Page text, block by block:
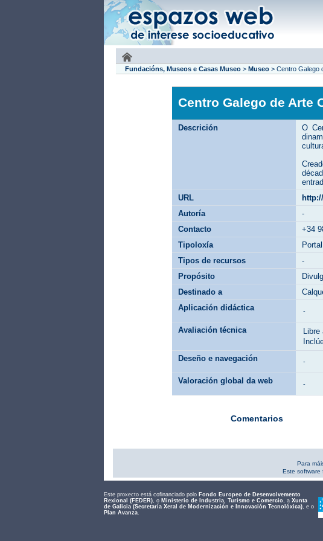
Fundacións, Museos e Casas Museo > Museo > Centro Galego
Centro Galego de Arte
Descrición
O
URL
Autoría
-
Contacto
+34
Tipoloxía
Tipos de recursos
-
Propósito
Destinado a
Aplicación didáctica
-
Avaliación técnica Libre
Deseño e navegación
-
Valoración global da web -
Comentarios
Para
Este software
Este proxecto está cofinanciado polo Fondo Europeo de Desenvolvemento
Rexional (FEDER) , o Ministerio de Industria, Turismo e Comercio , a Xunta
de Galicia (Secretaría Xeral de Modernización e Innovación Tecnolóxica) , e o
Plan Avanza